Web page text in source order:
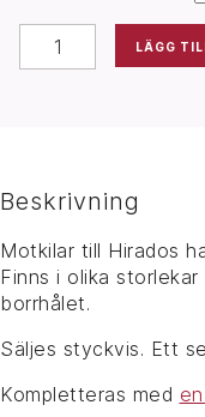
LÄGG
Beskrivning
Motkilar till Hirados
Finns i olika
borrhålet.
Säljes styckvis. Ett
Kompletteras med